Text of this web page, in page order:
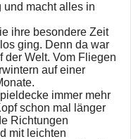
macht alles in
ihre besondere Zeit
ging. Denn da war
der Welt. Vom Fliegen
auf einer
immer mehr
schon mal länger
Richtungen
mit leichten